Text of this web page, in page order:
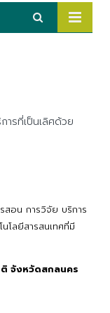
ารที่เป็นเลิศด้วย
สอน การวิจัย บริการ
โลยีสารสนเทศที่มี
ติ จังหวัดสกลนคร